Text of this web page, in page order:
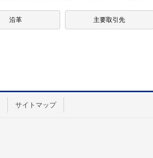
沿革 主要取引先
サイトマップ